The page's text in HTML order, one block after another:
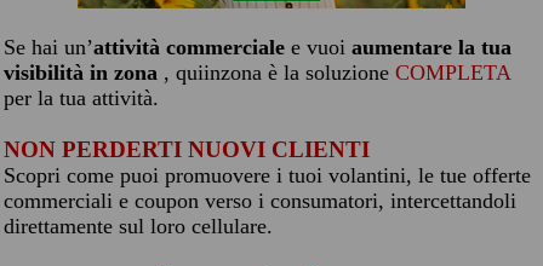
Se hai un’attività commerciale e vuoi aumentare la tua
visibilità in zona , quiinzona è la soluzione COMPLETA
per la tua attività.
NON PERDERTI NUOVI CLIENTI
Scopri come puoi promuovere i tuoi volantini, le tue offerte
commerciali e coupon verso i consumatori, intercettandoli
direttamente sul loro cellulare.